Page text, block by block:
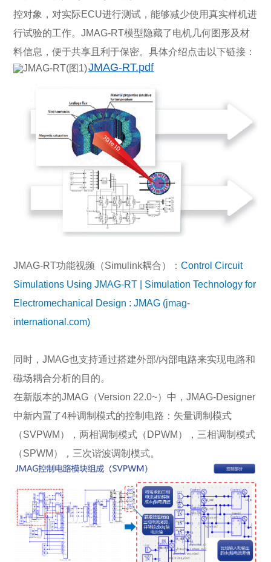
控对象，对实际ECU进行测试，能够减少使用真实样机进
行试验的工作。JMAG-RT模型隐藏了电机几何图形及材
料信息，便于共享且利于保密。具体介绍点击以下链接：
JMAG-RT.pdf
JMAG-RT功能视频（Simulink耦合）：Control Circuit
Simulations Using JMAG-RT | Simulation Technology for
Electromechanical Design : JMAG (jmag-
international.com)
同时，JMAG也支持通过搭建外部/内部电路来实现电路和
磁场耦合分析的目的。
在新版本的JMAG（Version 22.0~）中，JMAG-Designer
中新内置了4种调制模式的控制电路：矢量调制模式
（SVPWM），两相调制模式（DPWM），三相调制模式
（SPWM），三次谐波调制模式。